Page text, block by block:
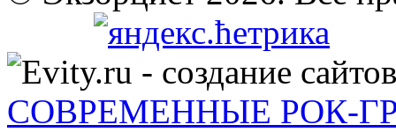
СОВРЕМЕННЫЕ РОК-